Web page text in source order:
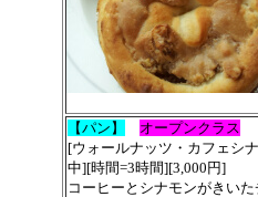
【パン】
オープンクラス
[ウォールナッツ・カフェシ
中][時間=3時間][3,000円]
コーヒーとシナモンがきい